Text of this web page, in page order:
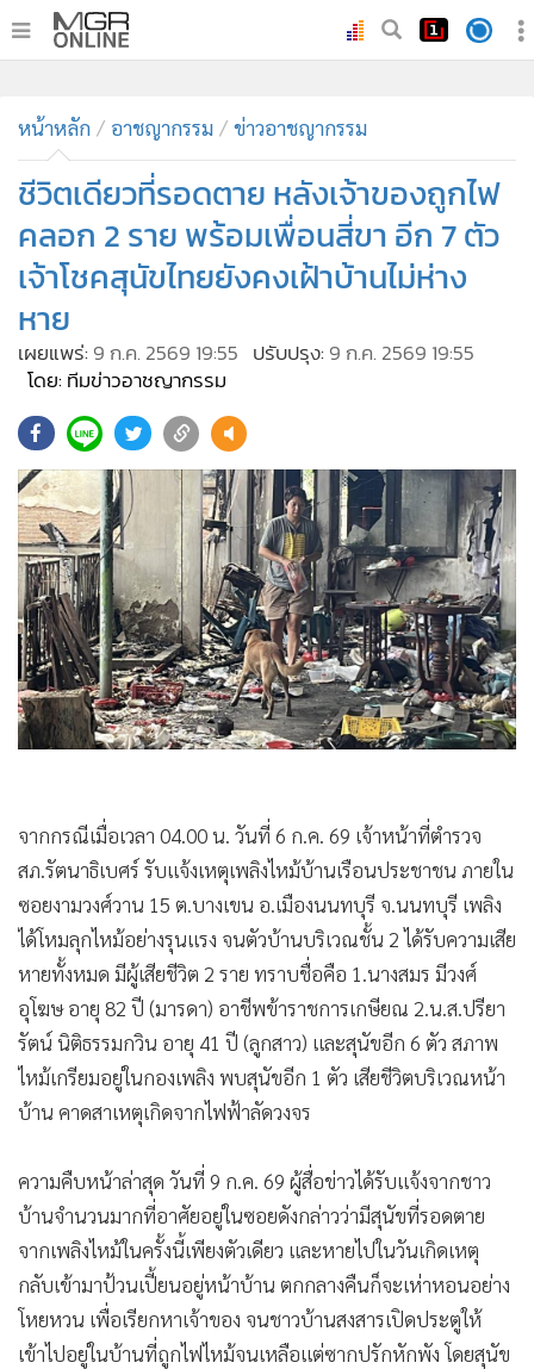
• ทันเหตุการณ์
• ภาคใต้
• ภูมิภาค
• Online Section
• บันเทิง
• ผู้จัดการรายวัน
• คอลัมนิสต์
ละคร
• CbizReview
Cyber BIZ
• ผู้จัดกวน
• Good health & Well-being
• Green Innovation & SD
• Management & HR
• MGR Live
• Infographic
• การเมือง
• ท่องเที่ยว
• ต่างประเทศ
• Special Scoop
• เศรษฐกิจ-ธุรกิจ
• จีน
• ชุมชน-คุณภาพชีวิต
• อาชญากรรม
• Motoring
• เกม
• วิทยาศาสตร์
•
อินโดจีน
กองทุนรวม
• Celeb Online
• Factcheck
หน้าหลัก อาชญากรรม ข่าวอาชญากรรม
ชีวิตเดียวที่รอดตาย หลังเจ้าของถูกไฟ
คลอก 2 ราย พร้อมเพื่อนสี่ขา อีก 7 ตัว
เจ้าโชคสุนัขไทยยังคงเฝ้าบ้านไม่ห่าง
หาย
เผยแพร่: 9 ก.ค. 2569 19:55 ปรับปรุง: 9 ก.ค. 2569 19:55
โดย: ทีมข่าวอาชญากรรม
จากกรณีเมื่อเวลา 04.00 น. วันที่ 6 ก.ค. 69 เจ้าหน้าที่ตำรวจ
สภ.รัตนาธิเบศร์ รับแจ้งเหตุเพลิงไหม้บ้านเรือนประชาชน ภายใน
ซอยงามวงศ์วาน 15 ต.บางเขน อ.เมืองนนทบุรี จ.นนทบุรี เพลิง
ได้โหมลุกไหม้อย่างรุนแรง จนตัวบ้านบริเวณชั้น 2 ได้รับความเสีย
หายทั้งหมด มีผู้เสียชีวิต 2 ราย ทราบชื่อคือ 1.นางสมร มีวงศ์
อุโฆษ อายุ 82 ปี (มารดา) อาชีพข้าราชการเกษียณ 2.น.ส.ปรียา
รัตน์ นิติธรรมกวิน อายุ 41 ปี (ลูกสาว) และสุนัขอีก 6 ตัว สภาพ
ไหม้เกรียมอยู่ในกองเพลิง พบสุนัขอีก 1 ตัว เสียชีวิตบริเวณหน้า
บ้าน คาดสาเหตุเกิดจากไฟฟ้าลัดวงจร
ความคืบหน้าล่าสุด วันที่ 9 ก.ค. 69 ผู้สื่อข่าวได้รับแจ้งจากชาว
บ้านจำนวนมากที่อาศัยอยู่ในซอยดังกล่าวว่ามีสุนัขที่รอดตาย
จากเพลิงไหม้ในครั้งนี้เพียงตัวเดียว และหายไปในวันเกิดเหตุ
กลับเข้ามาป้วนเปี้ยนอยู่หน้าบ้าน ตกกลางคืนก็จะเห่าหอนอย่าง
โหยหวน เพื่อเรียกหาเจ้าของ จนชาวบ้านสงสารเปิดประตูให้
เข้าไปอยู่ในบ้านที่ถูกไฟไหม้จนเหลือแต่ซากปรักหักพัง โดยสุนัข